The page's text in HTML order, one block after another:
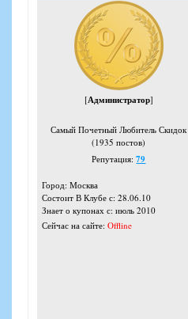
[Администратор]
Самый Почетный Любитель Скидок
(1935 постов)
Репутация:79
Город: Москва
Состоит В Клубе с: 28.06.10
Знает о купонах с: июль 2010
Сейчас на сайте: Offline